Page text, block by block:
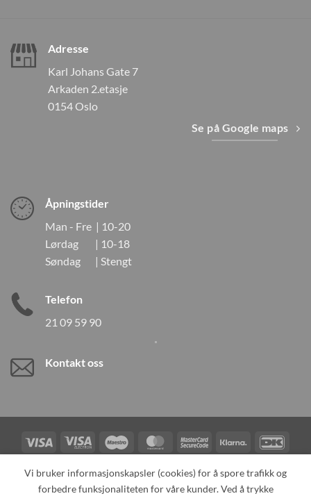
Adresse
Karl Johans Gate 7
Arkaden 2.etasje
0154 Oslo
Se på Google maps
Åpningstider
Man - Fre | 10-20
Lørdag | 10-18
Søndag | Stengt
Telefon
21 09 59 90
Kontakt oss
Visa
Visa
Electron
Maestro MasterCardMasterCard
2
Klarna
Card
TILBAKEKALLINGER KONTAKT OSS OM OSS
Vi bruker informasjonskapsler (cookies) for å spore trafikk og
forbedre funksjonaliteten for våre kunder. Ved å trykke